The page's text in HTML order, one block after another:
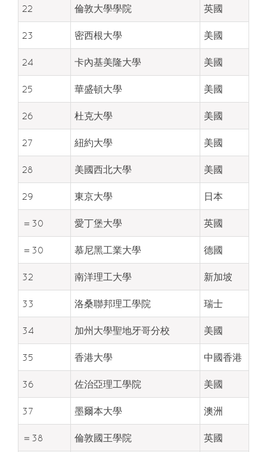
22 倫敦大學學院 英國
23 密西根大學 美國
24 卡內基美隆大學 美國
25 華盛頓大學 美國
26 杜克大學 美國
27 紐約大學 美國
28 美國西北大學 美國
29 東京大學 日本
＝30 愛丁堡大學 英國
＝30 慕尼黑工業大學 德國
32 南洋理工大學 新加坡
33 洛桑聯邦理工學院 瑞士
34 加州大學聖地牙哥分校 美國
35 香港大學 中國香港
36 佐治亞理工學院 美國
37 墨爾本大學 澳洲
＝38 倫敦國王學院 英國